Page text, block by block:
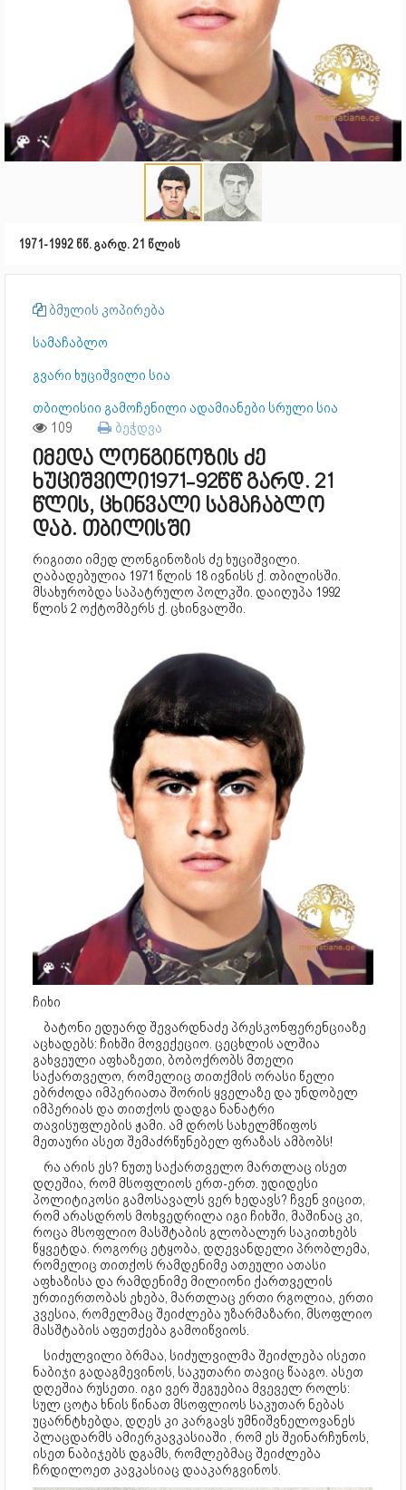
1971-1992 წწ. გარდ. 21 წლის
ბმულის კოპირება
სამაჩაბლო
გვარი ხუციშვილი სია
თბილისიი გამოჩენილი ადამიანები სრული სია
109 ბეჭდვა
იმედა ლონგინოზის ძე
ხუციშვილი1971-92წწ გარდ. 21
წლის, ცხინვალი სამაჩაბლო
დაბ. თბილისში
რიგითი იმედ ლონგინოზის ძე ხუციშვილი.
ღაბადებულია 1971 წლის 18 ივნისს ქ. თბილისში.
მსახურობდა საპატრულო პოლკში. დაიღუპა 1992
წლის 2 ოქტომბერს ქ. ცხინვალში.
ჩიხი
ბატონი ედუარდ შევარდნაძე პრესკონფერენციაზე
აცხადებს: ჩიხში მოვექეციო. ცეცხლის ალშია
გახვეული აფხაზეთი, ბობოქრობს მთელი
საქართველო, რომელიც თითქმის ორასი წელი
ებრძოდა იმპერიათა შორის ყველაზე და უნდობელ
იმპერიას და თითქოს დადგა ნანატრი
თავისუფლების ჟამი. ამ დროს სახელმწიფოს
მეთაური ასეთ შემაძრწუნებელ ფრაზას ამბობს!
რა არის ეს? ნუთუ საქართველო მართლაც ისეთ
დღეშია, რომ მსოფლიოს ერთ-ერთ. უდიდესი
პოლიტიკოსი გამოსავალს ვერ ხედავს? ჩვენ ვიცით,
რომ არასდროს მოხვედრილა იგი ჩიხში, მაშინაც კი,
როცა მსოფლიო მასშტაბის გლობალურ საკითხებს
წყვეტდა. როგორც ეტყობა, დღევანდელი პრობლემა,
რომელიც თითქოს რამდენიმე ათეული ათასი
აფხაზისა და რამდენიმე მილიონი ქართველის
ურთიერთობას ეხება, მართლაც ერთი რგოლია, ერთი
კვესია, რომელმაც შეიძლება უზარმაზარი, მსოფლიო
მასშტაბის აფეთქება გამოიწვიოს.
სიძულვილი ბრმაა, სიძულვილმა შეიძლება ისეთი
ნაბიჯი გადაგმევინოს, საკუთარი თავიც წააგო. ასეთ
დღეშია რუსეთი. იგი ვერ შეგუებია მვეველ როლს:
სულ ცოტა ხნის წინათ მსოფლიოს საკუთარ ნებას
უცარნტხებდა, დღეს კი კარგავს უმნიშვნელოვანეს
პლაცდარმს ამიერკავკასიაში , რომ ეს შეინარჩუნოს,
ისეთ ნაბიჯებს დგამს, რომლებმაც შეიძლება
ჩრდილოეთ კავკასიაც დააკარგვინოს.